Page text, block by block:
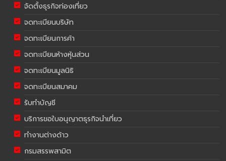
จัดตั้งธุรกิจท่องเที่ยว
จดทะเบียนบริษัท
จดทะเบียนการค้า
จดทะเบียนห้างหุ้นส่วน
จดทะเบียนมูลนิธิ
จดทะเบียนสมาคม
รับทำบัญชี
บริการขอใบอนุญาตธุรกิจนำเที่ยว
ทำงานต่างด้าว
กรมสรรพสามิต